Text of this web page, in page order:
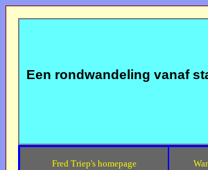
Een rondwandeling vanaf
Fred Triep's homepage